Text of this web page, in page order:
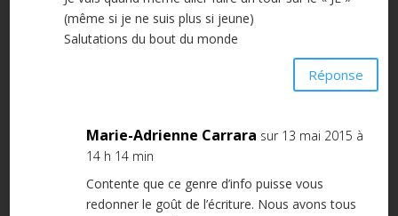
(même si je ne suis plus si jeune)
Salutations du bout du monde
Réponse
Marie-Adrienne Carrara sur 13 mai 2015 à
14 h 14 min
Contente que ce genre d’info puisse vous
redonner le goût de l’écriture. Nous avons tous